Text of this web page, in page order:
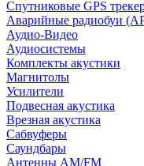
Спутниковые GPS
Аварийные радиобуи
Аудио-Видео
Аудиосистемы
Комплекты акустики
Магнитолы
Усилители
Подвесная акустика
Врезная акустика
Сабвуферы
Саундбары
Антенны AM/FM